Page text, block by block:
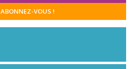
ABONNEZ-VOUS !